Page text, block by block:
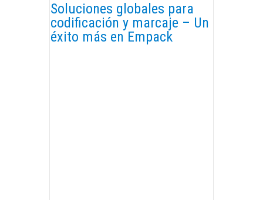
Soluciones globales para
codificación y marcaje – Un
éxito más en Empack